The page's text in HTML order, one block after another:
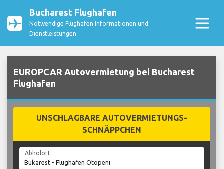
Bucharest Flughafen
Notwendige Flughafen Informationen und
Dienstleistungen
EUROPCAR Autovermietung bei Bucharest
Flughafen
UNSCHLAGBARE AUTOVERMIETUNGS-
SCHNÄPPCHEN
Abholort